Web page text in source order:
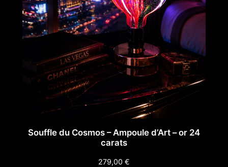
Souffle du Cosmos – Ampoule d’Art – or 24
carats
279,00 €